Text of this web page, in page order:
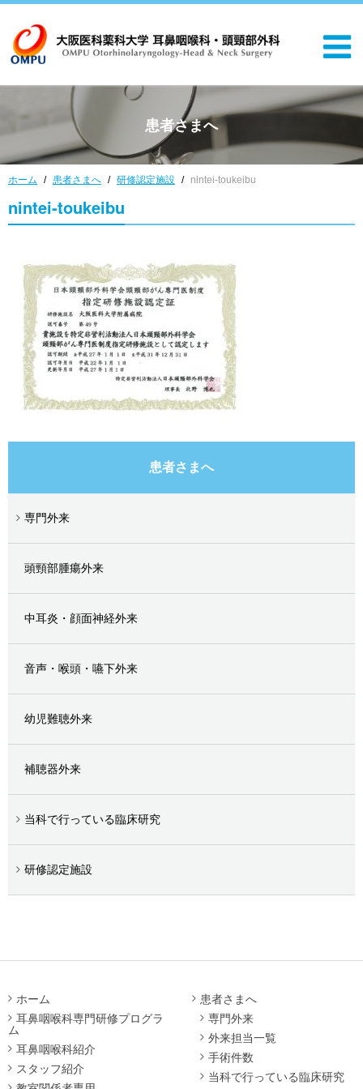
患者さまへ
ホーム 患者さまへ 研修認定施設 nintei-toukeibu
nintei-toukeibu
患者さまへ
専門外来
頭頸部腫瘍外来
中耳炎・顔面神経外来
音声・喉頭・嚥下外来
幼児難聴外来
補聴器外来
当科で行っている臨床研究
研修認定施設
ホーム
耳鼻咽喉科専門研修プログラ
ム
耳鼻咽喉科紹介
スタッフ紹介
患者さまへ
専門外来
外来担当一覧
手術件数
当科で行っている臨床研究